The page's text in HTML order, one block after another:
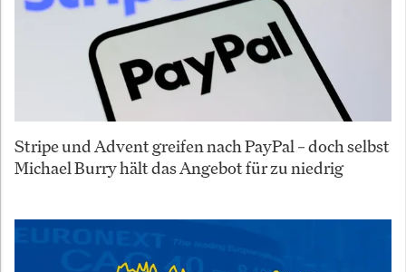
Stripe und Advent greifen nach PayPal – doch selbst
Michael Burry hält das Angebot für zu niedrig